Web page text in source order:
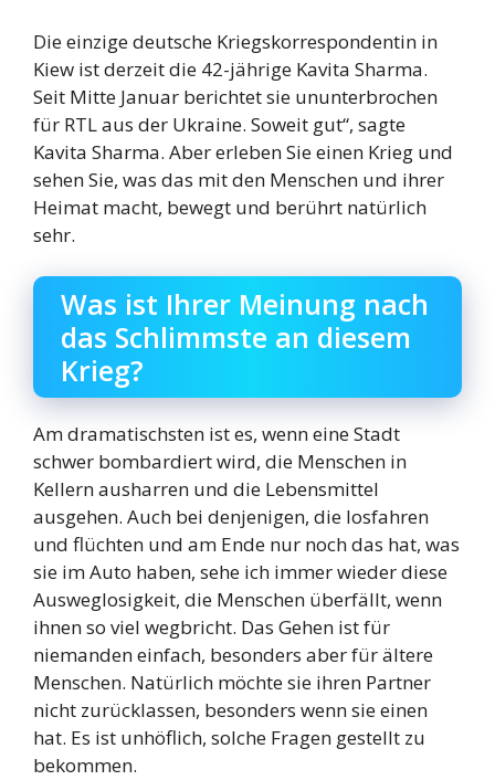
Die einzige deutsche Kriegskorrespondentin in
Kiew ist derzeit die 42-jährige Kavita Sharma.
Seit Mitte Januar berichtet sie ununterbrochen
für RTL aus der Ukraine. Soweit gut“, sagte
Kavita Sharma. Aber erleben Sie einen Krieg und
sehen Sie, was das mit den Menschen und ihrer
Heimat macht, bewegt und berührt natürlich
sehr.
Was ist Ihrer Meinung nach
das Schlimmste an diesem
Krieg?
Am dramatischsten ist es, wenn eine Stadt
schwer bombardiert wird, die Menschen in
Kellern ausharren und die Lebensmittel
ausgehen. Auch bei denjenigen, die losfahren
und flüchten und am Ende nur noch das hat, was
sie im Auto haben, sehe ich immer wieder diese
Ausweglosigkeit, die Menschen überfällt, wenn
ihnen so viel wegbricht. Das Gehen ist für
niemanden einfach, besonders aber für ältere
Menschen. Natürlich möchte sie ihren Partner
nicht zurücklassen, besonders wenn sie einen
hat. Es ist unhöflich, solche Fragen gestellt zu
bekommen.